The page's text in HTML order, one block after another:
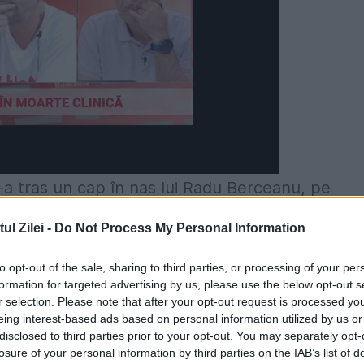
Zilei - Do Not Process My Personal Information
opt-out of the sale, sharing to third parties, or processing of your
for targeted advertising by us, please use the below opt-out
selection. Please note that after your opt-out request is processed
interest-based ads based on personal information utilized by us
to third parties prior to your opt-out. You may separately
of your personal information by third parties on the IAB’s list of
tras un cap în nas lui Radu Berceanu, pe
C.Popică, așteptau la cabinetul lui Petre
trimis în curte. După un timp, Berceanu a ieșit
trei să intre. Cum Raicu era în urmă,